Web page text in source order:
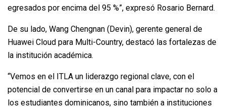
egresados por encima del 95 %”, expresó Rosario Bernard.
De su lado, Wang Chengnan (Devin), gerente general de
Huawei Cloud para Multi-Country, destacó las fortalezas de
la institución académica.
“Vemos en el ITLA un liderazgo regional clave, con el
potencial de convertirse en un canal para impactar no solo a
los estudiantes dominicanos, sino también a instituciones